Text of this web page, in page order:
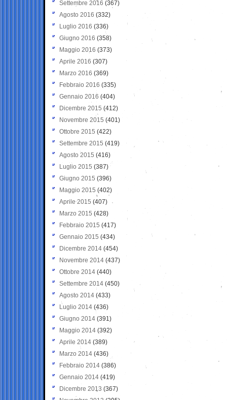
Settembre 2016 (367)
Agosto 2016 (332)
Luglio 2016 (336)
Giugno 2016 (358)
Maggio 2016 (373)
Aprile 2016 (307)
Marzo 2016 (369)
Febbraio 2016 (335)
Gennaio 2016 (404)
Dicembre 2015 (412)
Novembre 2015 (401)
Ottobre 2015 (422)
Settembre 2015 (419)
Agosto 2015 (416)
Luglio 2015 (387)
Giugno 2015 (396)
Maggio 2015 (402)
Aprile 2015 (407)
Marzo 2015 (428)
Febbraio 2015 (417)
Gennaio 2015 (434)
Dicembre 2014 (454)
Novembre 2014 (437)
Ottobre 2014 (440)
Settembre 2014 (450)
Agosto 2014 (433)
Luglio 2014 (436)
Giugno 2014 (391)
Maggio 2014 (392)
Aprile 2014 (389)
Marzo 2014 (436)
Febbraio 2014 (386)
Gennaio 2014 (419)
Dicembre 2013 (367)